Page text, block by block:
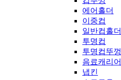
에어홀더
이중컵
일반컵홀더
투명컵
투명컵뚜껑
음료캐리어
냅킨